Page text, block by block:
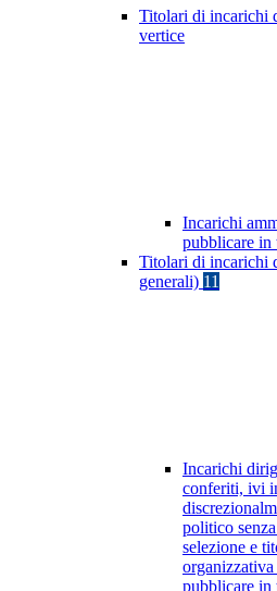
Titolari di incarichi
vertice
Incarichi
pubblicare in
Titolari di incarichi
generali) 11
Incarichi
conferiti, ivi
politico
selezione e
pubblicare in